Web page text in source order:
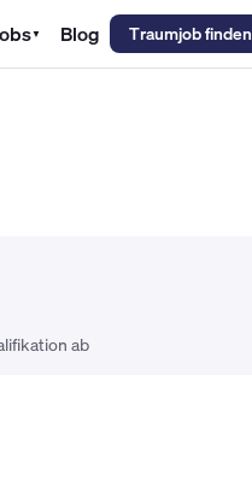
▼ Blog Traumjob finden
ab